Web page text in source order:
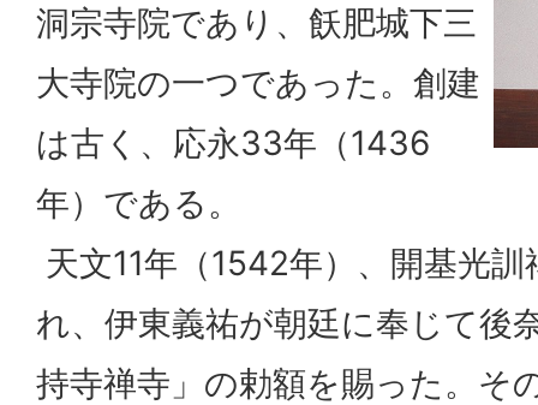
洞宗寺院であり、飫肥城下三
大寺院の一つであった。創建
は古く、応永33年（1436
年）である。
天文11年（1542年）、開基光
れ、伊東義祐が朝廷に奉じて後
持寺禅寺」の勅額を賜った。そ